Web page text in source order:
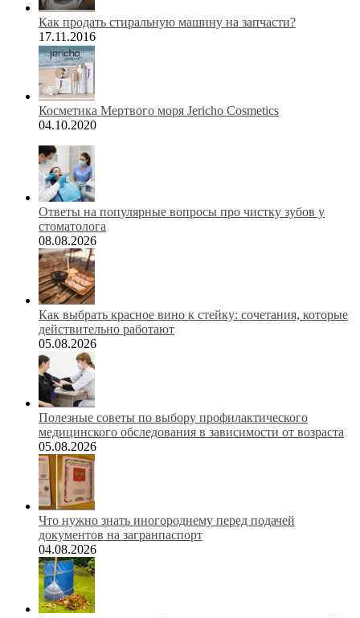
Как продать стиральную машину на запчасти?
17.11.2016
Косметика Мертвого моря Jericho Cosmetics
04.10.2020
Ответы на популярные вопросы про чистку зубов у
стоматолога
08.08.2026
Как выбрать красное вино к стейку: сочетания, которые
действительно работают
05.08.2026
Полезные советы по выбору профилактического
медицинского обследования в зависимости от возраста
05.08.2026
Что нужно знать иногороднему перед подачей
документов на загранпаспорт
04.08.2026